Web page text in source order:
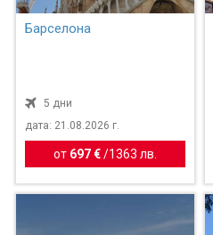
Барселона
5 дни
дата: 21.08.2026 г.
от 697 € / 1363 лв.